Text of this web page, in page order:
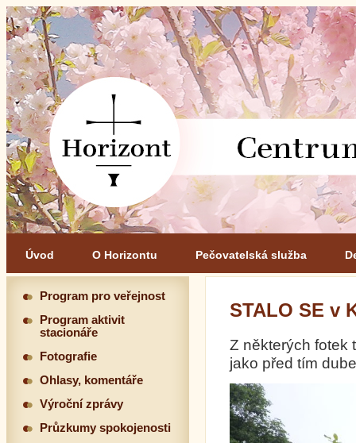
Úvod O Horizontu Pečovatelská služba
STALO SE v
Z některých fotek
jako před tím
Program pro veřejnost
Program aktivit
stacionáře
Fotografie
Ohlasy, komentáře
Výroční zprávy
Průzkumy spokojenosti